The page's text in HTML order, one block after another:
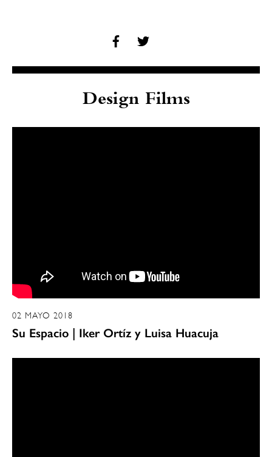
Design Films
02 MAYO 2018
Su Espacio | Iker Ortíz y Luisa Huacuja